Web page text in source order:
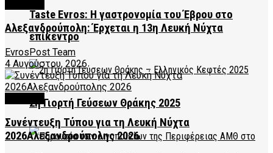
Taste Evros: Η γαστρονομία του Έβρου στο
επίκεντρο
2η Γιορτή Γεύσεων Θράκης 2025
Αλεξανδρούπολη: Έρχεται η 13η Λευκή Νύχτα
EvrosPost Team
4 Αυγούστου, 2026
Συνέντευξη Τύπου για τη Λευκή Νύχτα
2026Αλεξανδρούπολης 2026